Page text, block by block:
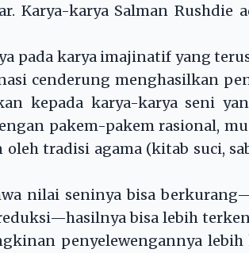
Karya-karya Salman Rushdie
pada karya imajinatif yang
cenderung menghasilkan
kepada karya-karya seni
pakem-pakem rasional,
tradisi agama (kitab suci,
nilai seninya bisa
bisa lebih
penyelewengannya